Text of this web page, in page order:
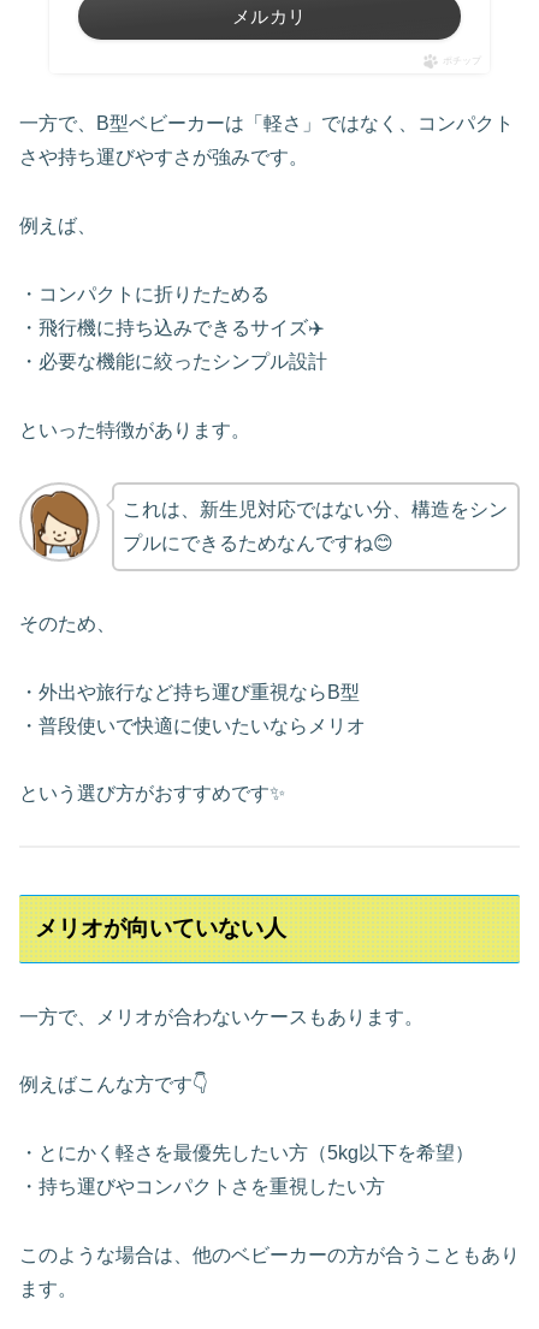
メルカリ
ポチップ
一方で、B型ベビーカーは「軽さ」ではなく、コンパクト
さや持ち運びやすさが強みです。
例えば、
・コンパクトに折りたためる
・飛行機に持ち込みできるサイズ✈️
・必要な機能に絞ったシンプル設計
といった特徴があります。
これは、新生児対応ではない分、構造をシン
プルにできるためなんですね😊
そのため、
・外出や旅行など持ち運び重視ならB型
・普段使いで快適に使いたいならメリオ
という選び方がおすすめです✨
メリオが向いていない人
一方で、メリオが合わないケースもあります。
例えばこんな方です👇
・とにかく軽さを最優先したい方（5kg以下を希望）
・持ち運びやコンパクトさを重視したい方
このような場合は、他のベビーカーの方が合うこともあり
ます。